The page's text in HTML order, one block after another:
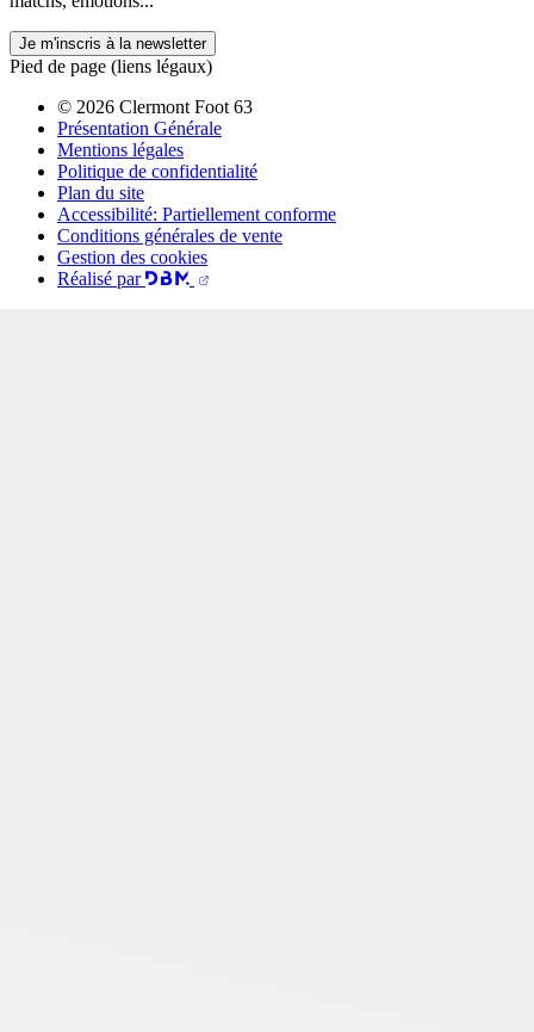
Je m'inscris à la newsletter
Pied de page (liens légaux)
© 2026 Clermont Foot 63
Présentation Générale
Mentions légales
Politique de confidentialité
Plan du site
Accessibilité: Partiellement conforme
Conditions générales de vente
Gestion des cookies
Réalisé par